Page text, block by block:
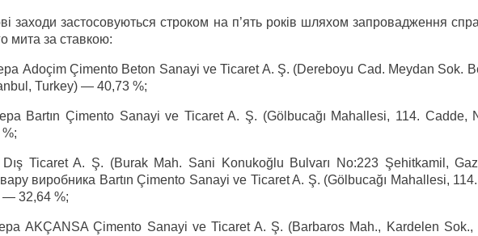
заходи застосовуються строком на п’ять років шляхом запровадження
мита за ставкою:
Adoçim Çimento Beton Sanayi ve Ticaret A. Ş. (Dereboyu Cad. Meydan Sok.
Turkey) — 40,73 %;
Bartın Çimento Sanayi ve Ticaret A. Ş. (Gölbucağı Mahallesi, 114. Cadde,
Ticaret A. Ş. (Burak Mah. Sani Konukoğlu Bulvarı No:223 Şehitkamil,
виробника Bartın Çimento Sanayi ve Ticaret A. Ş. (Gölbucağı Mahallesi,
— 32,64 %;
AKÇANSA Çimento Sanayi ve Ticaret A. Ş. (Barbaros Mah., Kardelen Sok.,